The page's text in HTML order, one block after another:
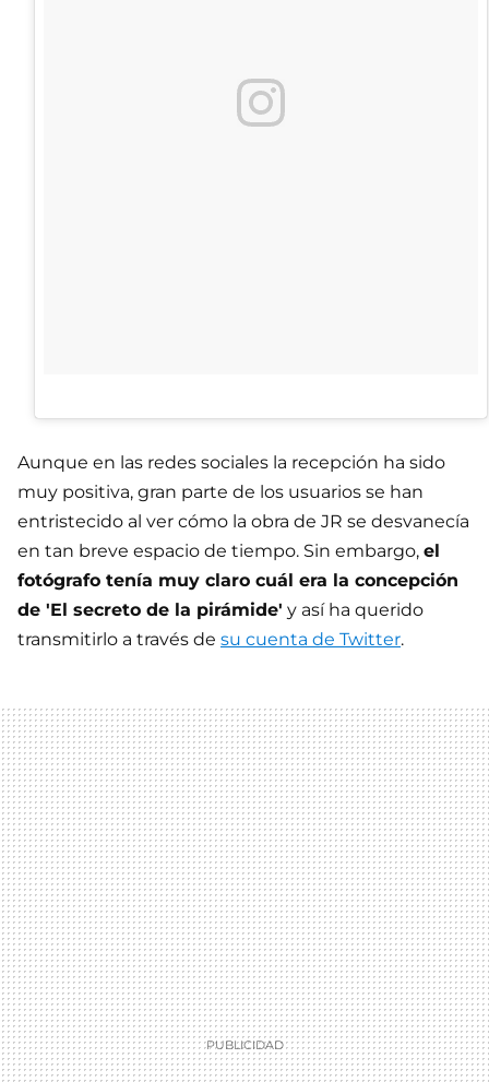
Aunque en las redes sociales la recepción ha sido
muy positiva, gran parte de los usuarios se han
entristecido al ver cómo la obra de JR se desvanecía
en tan breve espacio de tiempo. Sin embargo, el
fotógrafo tenía muy claro cuál era la concepción
de 'El secreto de la pirámide' y así ha querido
transmitirlo a través de su cuenta de Twitter.